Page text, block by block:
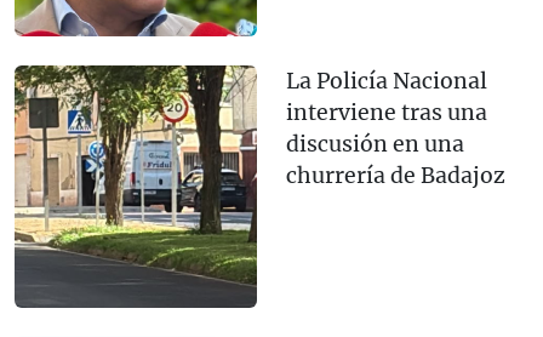
La Policía Nacional
interviene tras una
discusión en una
churrería de Badajoz